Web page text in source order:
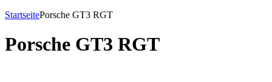
StartseitePorsche GT3 RGT
Porsche GT3 RGT